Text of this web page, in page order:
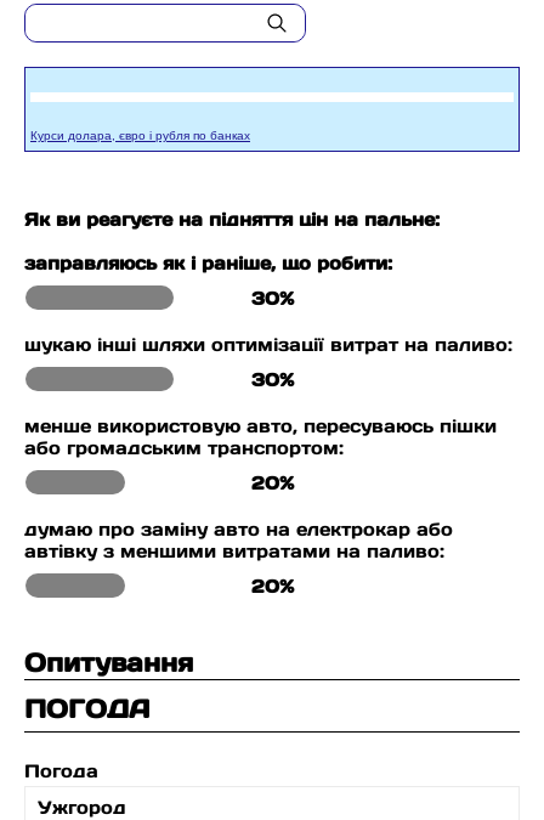
Курси долара, євро і рубля по банках
Як ви реагуєте на підняття цін на пальне:
заправляюсь як і раніше, що робити:
30%
шукаю інші шляхи оптимізації витрат на паливо:
30%
менше використовую авто, пересуваюсь пішки
або громадським транспортом:
20%
думаю про заміну авто на електрокар або
автівку з меншими витратами на паливо:
20%
Опитування
ПОГОДА
Погода
Ужгород